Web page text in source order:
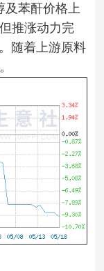
苯酐价格上
推涨动力完
随着上游原料